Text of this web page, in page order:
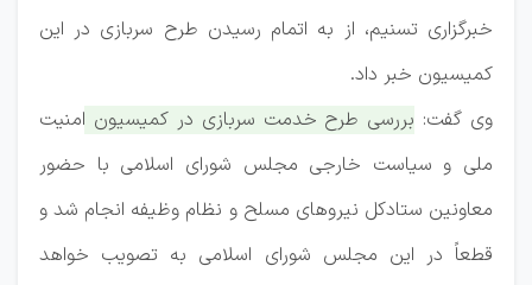
خبرگزاری تسنیم، از به اتمام رسیدن طرح سربازی در این
کمیسیون خبر داد.
وی گفت: بررسی طرح خدمت سربازی در کمیسیون امنیت
ملی و سیاست خارجی مجلس شورای اسلامی با حضور
معاونین ستادکل نیروهای مسلح و نظام وظیفه انجام شد و
قطعاً در این مجلس شورای اسلامی به تصویب خواهد